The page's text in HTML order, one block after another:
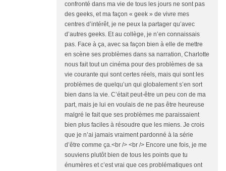
confronté dans ma vie de tous les jours ne sont pas
des geeks, et ma façon « geek » de vivre mes
centres d’intérêt, je ne peux la partager qu’avec
d’autres geeks. Et au collège, je n’en connaissais
pas. Face à ça, avec sa façon bien à elle de mettre
en scène ses problèmes dans sa narration, Charlotte
nous fait tout un cinéma pour des problèmes de sa
vie courante qui sont certes réels, mais qui sont les
problèmes de quelqu’un qui globalement s’en sort
bien dans la vie. C’était peut-être un peu con de ma
part, mais je lui en voulais de ne pas être heureuse
malgré le fait que ses problèmes me paraissaient
bien plus faciles à résoudre que les miens. Je crois
que je n’ai jamais vraiment pardonné à la série
d’être comme ça.<br /> <br /> Encore une fois, je me
souviens plutôt bien de tous les points que tu
énumères et c’est vrai que ces problématiques ont